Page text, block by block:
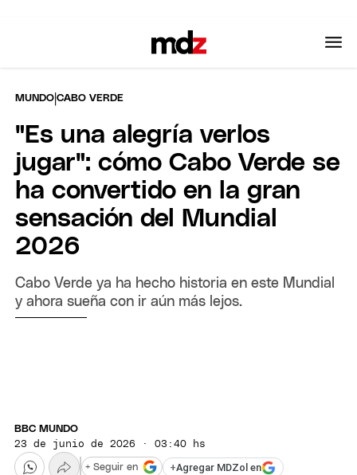
MUNDO |CABO VERDE
"Es una alegría verlos
jugar": cómo Cabo Verde se
ha convertido en la gran
sensación del Mundial
2026
Cabo Verde ya ha hecho historia en este Mundial
y ahora sueña con ir aún más lejos.
BBC MUNDO
23 de junio de 2026 · 03:40 hs
+Agregar MDZol en
+ Seguir en